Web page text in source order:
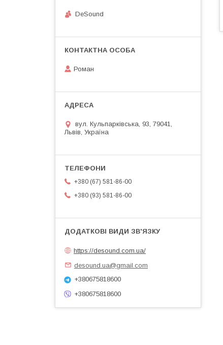
DeSound
Роман
вул. Кульпарківська, 93, 79041,
Львів, Україна
+380 (67) 581-86-00
+380 (93) 581-86-00
https://desound.com.ua/
desound.ua@gmail.com
+380675818600
+380675818600